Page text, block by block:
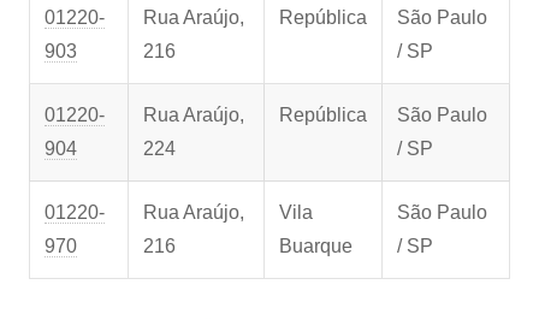
01220-
903
Rua Araújo,
216
República
São Paulo
/ SP
01220-
904
Rua Araújo,
224
República
São Paulo
/ SP
01220-
970
Rua Araújo,
216
Vila
Buarque
São Paulo
/ SP